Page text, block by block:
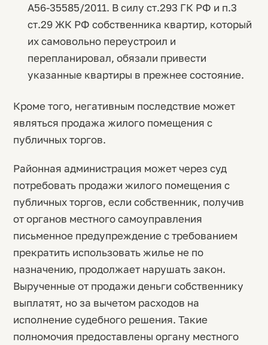
А56-35585/2011. В силу ст.293 ГК РФ и п.3
ст.29 ЖК РФ собственника квартир, который
их самовольно переустроил и
перепланировал, обязали привести
указанные квартиры в прежнее состояние.
Кроме того, негативным последствие может
являться продажа жилого помещения с
публичных торгов.
Районная администрация может через суд
потребовать продажи жилого помещения с
публичных торгов, если собственник, получив
от органов местного самоуправления
письменное предупреждение с требованием
прекратить использовать жилье не по
назначению, продолжает нарушать закон.
Вырученные от продажи деньги собственнику
выплатят, но за вычетом расходов на
исполнение судебного решения. Такие
полномочия предоставлены органу местного